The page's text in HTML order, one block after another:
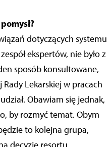
dotyczących systemu
ekspertów, nie było z
sposób konsultowane,
Lekarskiej w pracach
Obawiam się jednak,
by rozmyć temat. Obym
to kolejna grupa,